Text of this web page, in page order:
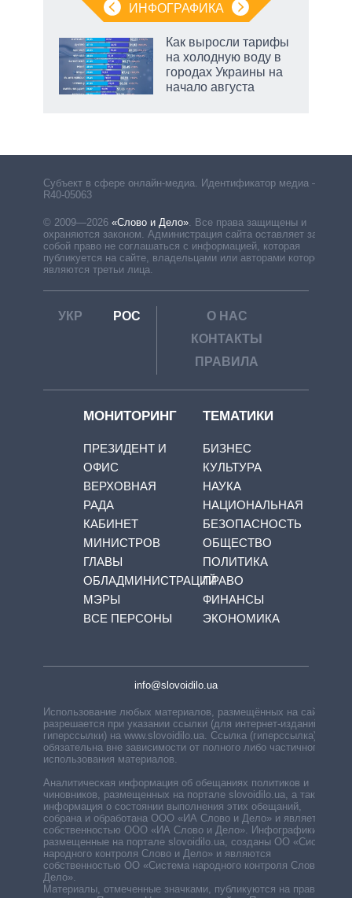
ИНФОГРАФИКА
Как выросли тарифы
на холодную воду в
городах Украины на
начало августа
Субъект в сфере онлайн-медиа. Идентификатор медиа –
R40-05063
© 2009—2026 «Слово и Дело» Все права защищены и
охраняются законом. Администрация сайта оставляет за
собой право не соглашаться с информацией, которая
публикуется на сайте, владельцами или авторами которой
являются третьи лица.
УКР РОС
О НАС
КОНТАКТЫ
ПРАВИЛА
МОНИТОРИНГ
ПРЕЗИДЕНТ И
ОФИС
ВЕРХОВНАЯ
РАДА
КАБИНЕТ
МИНИСТРОВ
ГЛАВЫ
ОБЛАДМИНИСТРАЦИЙ
МЭРЫ
ВСЕ ПЕРСОНЫ
ТЕМАТИКИ
БИЗНЕС
КУЛЬТУРА
НАУКА
НАЦИОНАЛЬНАЯ
БЕЗОПАСНОСТЬ
ОБЩЕСТВО
ПОЛИТИКА
ПРАВО
ФИНАНСЫ
ЭКОНОМИКА
info@slovoidilo.ua
Использование любых материалов, размещённых на сайте,
разрешается при указании ссылки (для интернет-изданий —
гиперссылки) на www.slovoidilo.ua. Ссылка (гиперссылка)
обязательна вне зависимости от полного либо частичного
использования материалов.
Аналитическая информация об обещаниях политиков и
чиновников, размещенных на портале slovoidilo.ua, а также
информация о состоянии выполнения этих обещаний,
собрана и обработана ООО «ИА Слово и Дело» и является
собственностью ООО «ИА Слово и Дело». Инфографики,
размещенные на портале slovoidilo.ua, созданы ОО «Система
народного контроля Слово и Дело» и являются
собственностью ОО «Система народного контроля Слово и
Дело».
Материалы, отмеченные значками, публикуются на правах